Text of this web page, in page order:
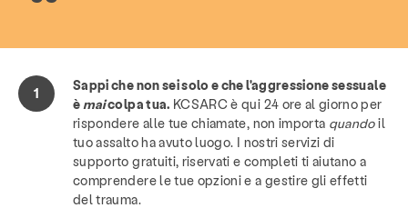
Sappi che non sei solo e che l'aggressione sessuale
è maicolpa tua. KCSARC è qui 24 ore al giorno per
rispondere alle tue chiamate, non importa quandoil
tuo assalto ha avuto luogo. I nostri servizi di
supporto gratuiti, riservati e completi ti aiutano a
comprendere le tue opzioni e a gestire gli effetti
del trauma.